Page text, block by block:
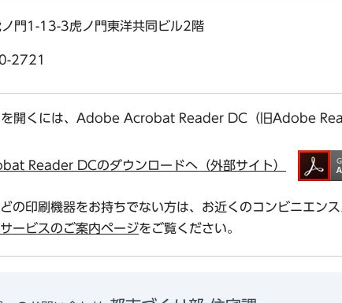
門1-13-3虎ノ門東洋共同ビル2階
2721
を開くには、Adobe Acrobat Reader DC（旧Adobe
Reader DCのダウンロードへ（外部サイト）
の印刷機器をお持ちでない方は、お近くのコンビニエン
ービスのご案内ページをご覧ください。